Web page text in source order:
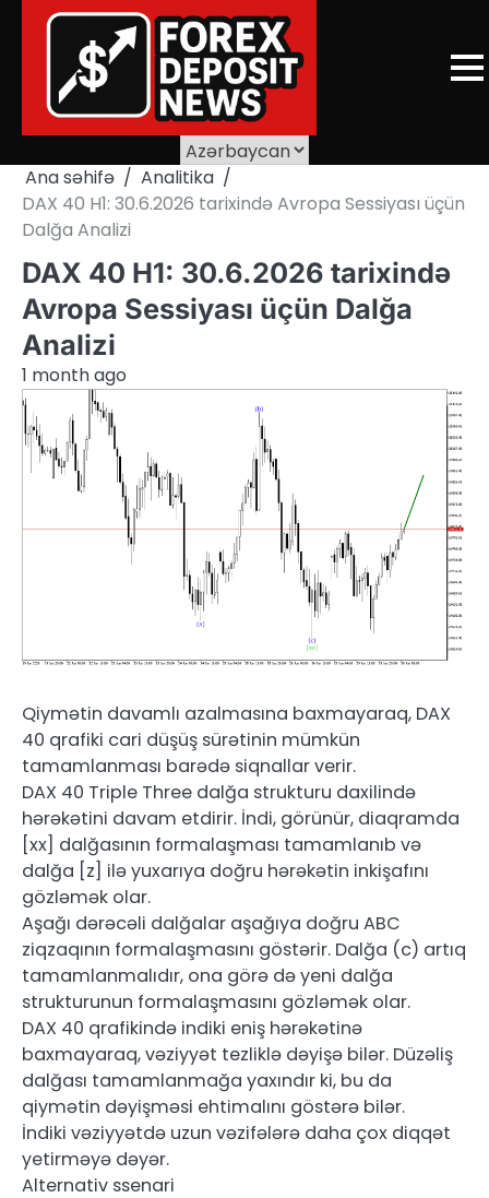
Ana səhifə
Analitika
DAX 40 H1: 30.6.2026 tarixində Avropa Sessiyası üçün
Dalğa Analizi
DAX 40 H1: 30.6.2026 tarixində
Avropa Sessiyası üçün Dalğa
Analizi
1 month ago
Qiymətin davamlı azalmasına baxmayaraq, DAX
40 qrafiki cari düşüş sürətinin mümkün
tamamlanması barədə siqnallar verir.
DAX 40 Triple Three dalğa strukturu daxilində
hərəkətini davam etdirir. İndi, görünür, diaqramda
[xx] dalğasının formalaşması tamamlanıb və
dalğa [z] ilə yuxarıya doğru hərəkətin inkişafını
gözləmək olar.
Aşağı dərəcəli dalğalar aşağıya doğru ABC
ziqzaqının formalaşmasını göstərir. Dalğa (c) artıq
tamamlanmalıdır, ona görə də yeni dalğa
strukturunun formalaşmasını gözləmək olar.
DAX 40 qrafikində indiki eniş hərəkətinə
baxmayaraq, vəziyyət tezliklə dəyişə bilər. Düzəliş
dalğası tamamlanmağa yaxındır ki, bu da
qiymətin dəyişməsi ehtimalını göstərə bilər.
İndiki vəziyyətdə uzun vəzifələrə daha çox diqqət
yetirməyə dəyər.
Alternativ ssenari